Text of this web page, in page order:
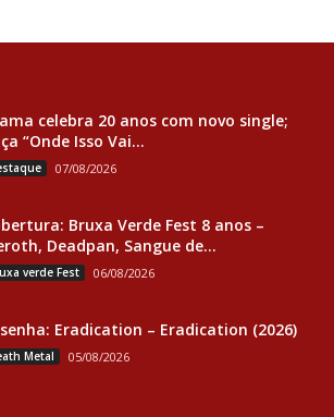
celebra 20 anos com novo single;
“Onde Isso Vai...
07/08/2026
Bruxa Verde Fest 8 anos –
Deadpan, Sangue de...
verde Fest 06/08/2026
Eradication – Eradication (2026)
Metal 05/08/2026